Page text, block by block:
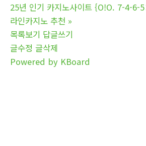
25년 인기 카지노사이트 {O!O. 7-4-
라인카지노 추천 »
목록보기 답글쓰기
글수정 글삭제
Powered by KBoard